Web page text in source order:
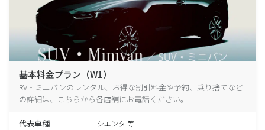
基本料金プラン（W1）
RV・ミニバンのレンタル、お得な割引料金や予約、乗り捨てなど
の詳細は、こちらから各店舗にお電話ください。
代表車種 シエンタ 等